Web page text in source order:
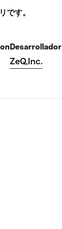
です。
Desarrollador
ZeQ,Inc.